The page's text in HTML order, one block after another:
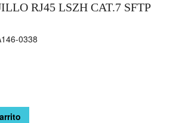
RJ45 LSZH CAT.7 SFTP
0338